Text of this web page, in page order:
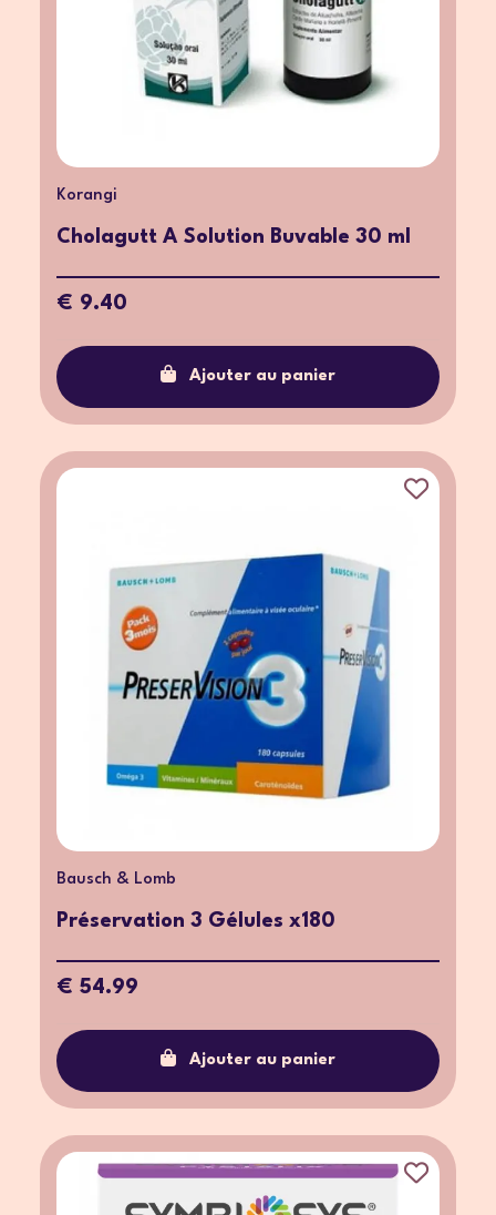
Korangi
Cholagutt A Solution Buvable 30 ml
€ 9.40
Ajouter au panier
Bausch & Lomb
Préservation 3 Gélules x180
€ 54.99
Ajouter au panier